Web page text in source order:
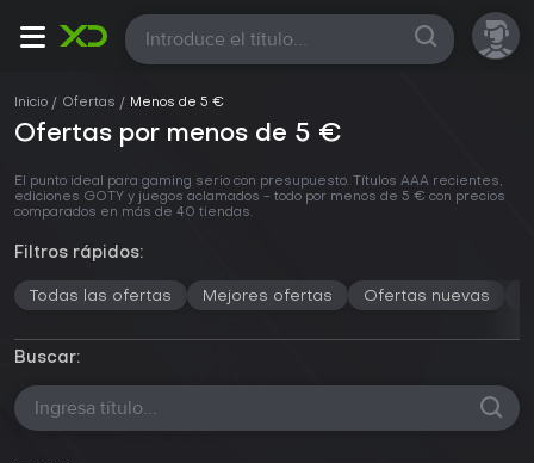
Todas
Inicio Ofertas Menos de 5 €
Ofertas por menos de 5 €
El punto ideal para gaming serio con presupuesto. Títulos AAA recientes,
ediciones GOTY y juegos aclamados - todo por menos de 5 € con precios
comparados en más de 40 tiendas.
Filtros rápidos:
Todas las ofertas Mejores ofertas Ofertas nuevas
Buscar: